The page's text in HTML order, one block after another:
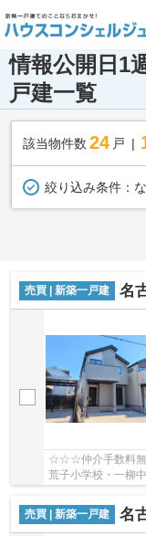
情報公開日1
戸建一覧
該当物件数 24 戸
絞り込み条件：
売買 | 新築一戸建 名古屋
☆☆☆仲介手数料無
荒子小学校・一柳
売買 | 新築一戸建 名古屋